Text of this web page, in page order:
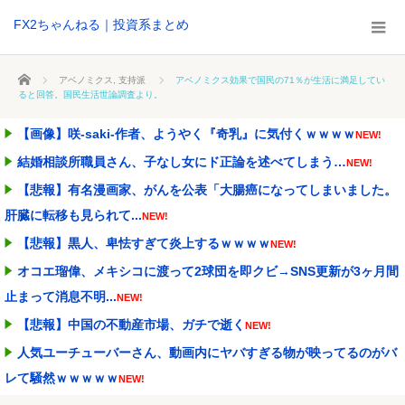
FX2ちゃんねる｜投資系まとめ
ホーム アベノミクス 支持派
アベノミクス効果で国民の71％が生活に満足してい
ると回答。国民生活世論調査より。
【画像】咲-saki-作者、ようやく『奇乳』に気付くｗｗｗｗNEW!
結婚相談所職員さん、子なし女にド正論を述べてしまう…NEW!
【悲報】有名漫画家、がんを公表「大腸癌になってしまいました。
肝臓に転移も見られて...NEW!
【悲報】黒人、卑怯すぎて炎上するｗｗｗｗNEW!
オコエ瑠偉、メキシコに渡って2球団を即クビ→SNS更新が3ヶ月間
止まって消息不明...NEW!
【悲報】中国の不動産市場、ガチで逝く NEW!
人気ユーチューバーさん、動画内にヤバすぎる物が映ってるのがバ
レて騒然ｗｗｗｗｗNEW!